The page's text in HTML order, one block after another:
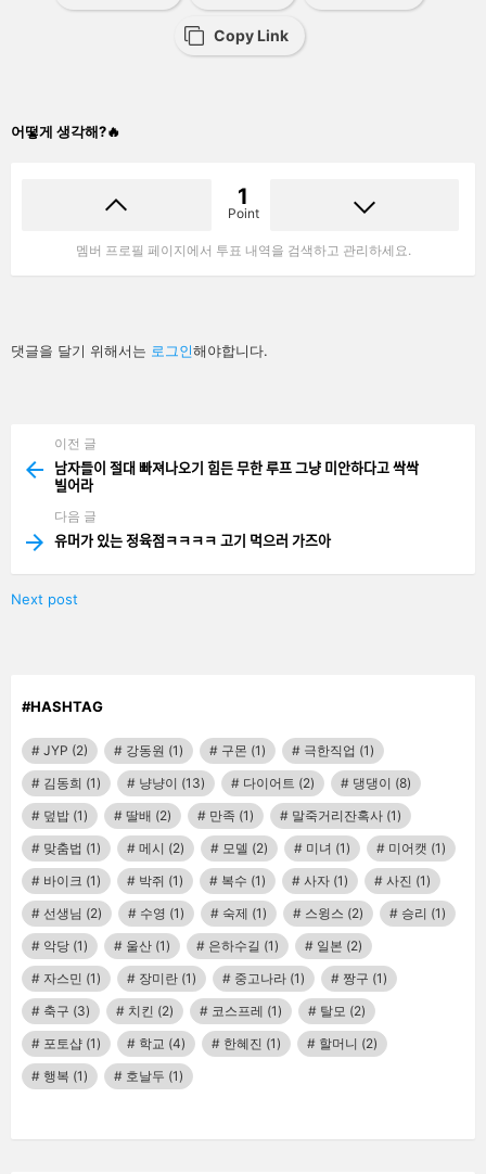
Copy Link
어떻게 생각해?🔥
1
Point
멤버 프로필 페이지에서 투표 내역을 검색하고 관리하세요.
답
글
댓글을 달기 위해서는 로그인해야합니다.
more
이전 글
남자들이 절대 빠져나오기 힘든 무한 루프 그냥 미안하다고 싹싹
빌어라
다음 글
유머가 있는 정육점ㅋㅋㅋㅋ 고기 먹으러 가즈아
Next post
#HASHTAG
JYP (2) 강동원 (1) 구몬 (1) 극한직업 (1)
김동희 (1) 냥냥이 (13) 다이어트 (2) 댕댕이 (8)
덮밥 (1) 딸배 (2) 만족 (1) 말죽거리잔혹사 (1)
맞춤법 (1) 메시 (2) 모델 (2) 미녀 (1) 미어캣 (1)
바이크 (1) 박쥐 (1) 복수 (1) 사자 (1) 사진 (1)
선생님 (2) 수영 (1) 숙제 (1) 스윙스 (2) 승리 (1)
악당 (1) 울산 (1) 은하수길 (1) 일본 (2)
자스민 (1) 장미란 (1) 중고나라 (1) 짱구 (1)
축구 (3) 치킨 (2) 코스프레 (1) 탈모 (2)
포토샵 (1) 학교 (4) 한혜진 (1) 할머니 (2)
행복 (1) 호날두 (1)